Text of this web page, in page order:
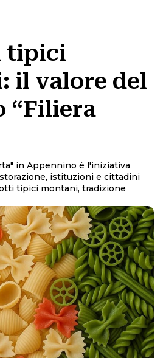
tipici
il valore del
“Filiera
in Appennino è l'iniziativa
istituzioni e cittadini
tipici montani, tradizione